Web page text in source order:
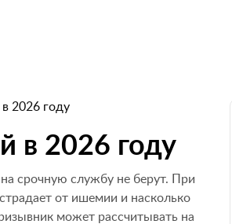
2026 году
в 2026 году
срочную службу не берут. При
от ишемии и насколько
может рассчитывать на